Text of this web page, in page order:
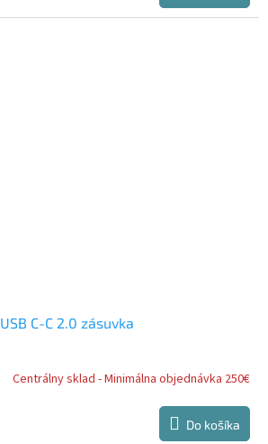
USB C-C 2.0 zásuvka
Centrálny sklad - Minimálna objednávka 250€
Do košíka